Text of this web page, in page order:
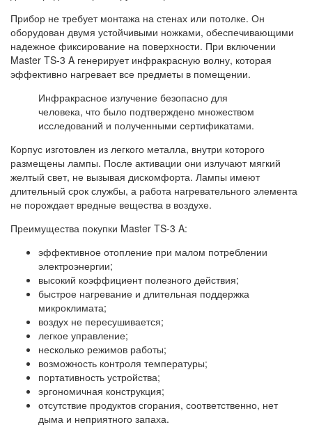
Прибор не требует монтажа на стенах или потолке. Он
оборудован двумя устойчивыми ножками, обеспечивающими
надежное фиксирование на поверхности. При включении
Master TS-3 A генерирует инфракрасную волну, которая
эффективно нагревает все предметы в помещении.
Инфракрасное излучение безопасно для
человека, что было подтверждено множеством
исследований и полученными сертификатами.
Корпус изготовлен из легкого металла, внутри которого
размещены лампы. После активации они излучают мягкий
желтый свет, не вызывая дискомфорта. Лампы имеют
длительный срок службы, а работа нагревательного элемента
не порождает вредные вещества в воздухе.
Преимущества покупки Master TS-3 A:
эффективное отопление при малом потреблении
электроэнергии;
высокий коэффициент полезного действия;
быстрое нагревание и длительная поддержка
микроклимата;
воздух не пересушивается;
легкое управление;
несколько режимов работы;
возможность контроля температуры;
портативность устройства;
эргономичная конструкция;
отсутствие продуктов сгорания, соответственно, нет
дыма и неприятного запаха.